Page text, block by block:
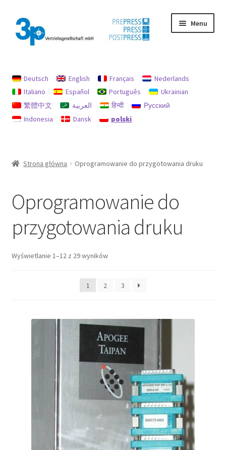
Przejdź
do
nawigacji
Przejdź
do
treści
Menu
Moje konto
Nadruk
Deutsch English Français
Nederlands
Italiano
Español Português
Ukrainian
繁體中文
العربية हिन्दी
Русский
Indonesia
Dansk polski
Strona główna Oprogramowanie do przygotowania druku
Oprogramowanie do
przygotowania druku
Wyświetlanie 1–12 z 29 wyników
1 2 3